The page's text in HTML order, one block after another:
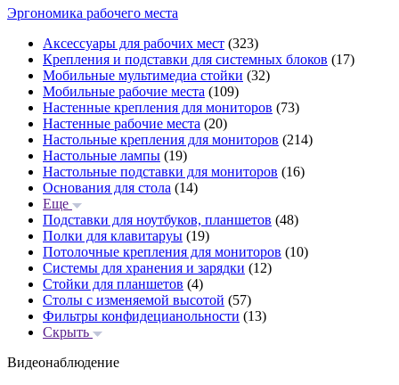
Эргономика рабочего места
Аксессуары для рабочих мест (323)
Крепления и подставки для системных блоков (17)
Мобильные мультимедиа стойки (32)
Мобильные рабочие места (109)
Настенные крепления для мониторов (73)
Настенные рабочие места (20)
Настольные крепления для мониторов (214)
Настольные лампы (19)
Настольные подставки для мониторов (16)
Основания для стола (14)
Еще
Подставки для ноутбуков, планшетов (48)
Полки для клавитаруы (19)
Потолочные крепления для мониторов (10)
Системы для хранения и зарядки (12)
Стойки для планшетов (4)
Столы с изменяемой высотой (57)
Фильтры конфидецианольности (13)
Скрыть
Видеонаблюдение